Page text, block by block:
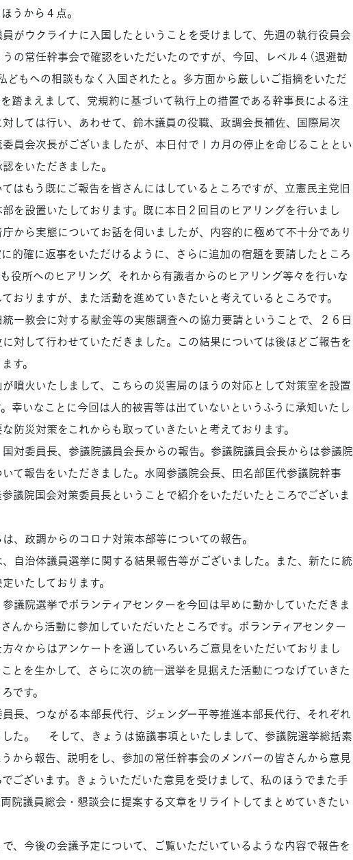
うから４点。
がウクライナに入国したということを受けまして、先週の執行役員会
の常任幹事会で確認をいただいたのですが、今回、レベル４（退避勧
どもへの相談もなく入国されたと。多方面から厳しいご指摘をいただ
踏まえまして、党規約に基づいて執行上の措置である幹事長による注
しては行い、あわせて、鈴木議員の役職、政調会長補佐、国際局次
員会次長がございましたが、本日付で１カ月の停止を命じることとい
をいただきました。
はもう既にご報告を皆さんにはしているところですが、立憲民主党旧
を設置いたしております。既に本日２回目のヒアリングを行いまし
から実態についてお話を伺いましたが、内容的に極めて不十分であり
的確に返事をいただけるように、さらに追加の宿題を要請したところ
役所へのヒアリング、それから有識者からのヒアリング等々を行いな
おりますが、また活動を進めていきたいと考えているところです。
一教会に対する献金等の実態調査への協力要請ということで、２６日
対して行わせていただきました。この結果については後ほどご報告を
す。
噴火いたしまして、こちらの災害局のほうの対応として対策室を設置
幸いなことに今回は人的被害等は出ていないというふうに承知いたし
防災対策をこれからも取っていきたいと考えております。
対委員長、参議院議員会長からの報告。参議院議員会長からは参議院
て報告をいただきました。水岡参議院会長、田名部匡代参議院幹事
議院国会対策委員長ということで紹介をいただいたところでございま
、政調からのコロナ対策本部等についての報告。
自治体議員選挙に関する結果報告等がございました。また、新たに統
いたしております。
議院選挙でボランティアセンターを今回は早めに動かしていただきま
んから活動に参加していただいたところです。ボランティアセンター
々からはアンケートを通していろいろご意見をいただいておりまし
とを生かして、さらに次の統一選挙を見据えた活動につなげていきた
です。
長、つながる本部長代行、ジェンダー平等推進本部長代行、それぞれ
た。 そして、きょうは協議事項といたしまして、参議院選挙総括素
から報告、説明をし、参加の常任幹事会のメンバーの皆さんから意見
ございます。きょういただいた意見を受けまして、私のほうでまた手
院議員総会・懇談会に提案する文章をリライトしてまとめていきたい
、今後の会議予定について、ご覧いただいているような内容で報告を